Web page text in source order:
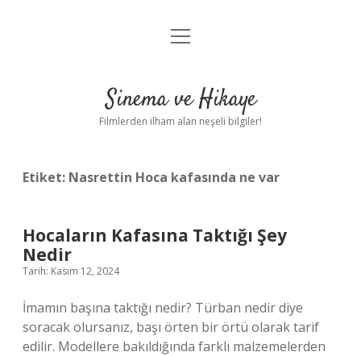
Gizlilik Politikası
Yasal Uyarı
menüyü
Sinema ve Hikaye
Filmlerden ilham alan neşeli bilgiler!
Etiket: Nasrettin Hoca kafasında ne var
Hocaların Kafasına Taktığı Şey
Nedir
Tarih: Kasım 12, 2024
İmamın başına taktığı nedir? Türban nedir diye
soracak olursanız, başı örten bir örtü olarak tarif
edilir. Modellere bakıldığında farklı malzemelerden